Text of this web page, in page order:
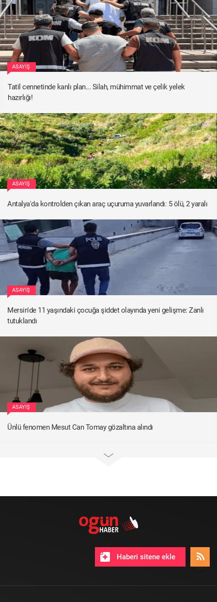
ASAYIŞ
Tatil cennetinde kanlı plan... Silah, mühimmat ve çelik yelek
hazırlığı!
ASAYIŞ
Antalya'da kontrolden çıkan araç uçuruma yuvarlandı: 5 ölü, 2 yaralı
ASAYIŞ
Mersin'de 11 yaşındaki çocuğa şiddet olayında yeni gelişme: Zanlı
tutuklandı
ASAYIŞ
Ünlü fenomen Mesut Can Tomay gözaltına alındı
Haberi sitene ekle